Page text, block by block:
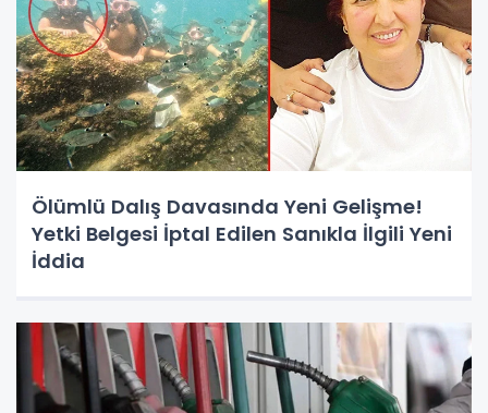
Ölümlü Dalış Davasında Yeni Gelişme!
Yetki Belgesi İptal Edilen Sanıkla İlgili Yeni
İddia